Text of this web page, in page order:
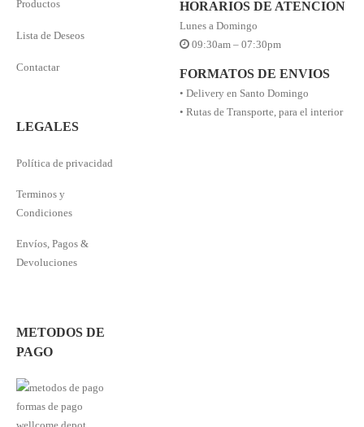
Productos
Lista de Deseos
Contactar
LEGALES
Política de privacidad
Terminos y
Condiciones
Envíos, Pagos &
Devoluciones
HORARIOS DE ATENCION
Lunes a Domingo
09:30am – 07:30pm
FORMATOS DE ENVIOS
• Delivery en Santo Domingo
• Rutas de Transporte, para el interior
METODOS DE
PAGO